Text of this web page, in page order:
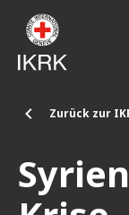
Direkt zum Inhalt
Zurück zur